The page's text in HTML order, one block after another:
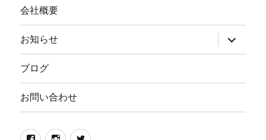
会社概要
お知らせ
サ
ブ
メ
ー
開
ブログ
お問い合わせ
Facebook
イ twitter